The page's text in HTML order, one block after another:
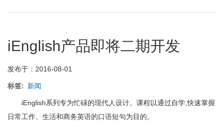
庭
和
延
2
年
的
最
优
iEnglish产品即将二期开发
发布于：2016-08-01
标签 新闻
iEnglish系列专为忙碌的现代人设计。课程以通过自学,快速掌握
日常工作、生活和商务英语的口语短句为目的。